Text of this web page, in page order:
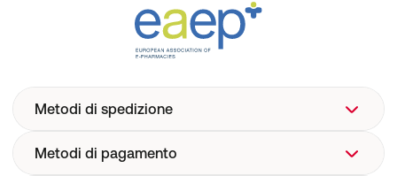
Metodi di spedizione
Metodi di pagamento